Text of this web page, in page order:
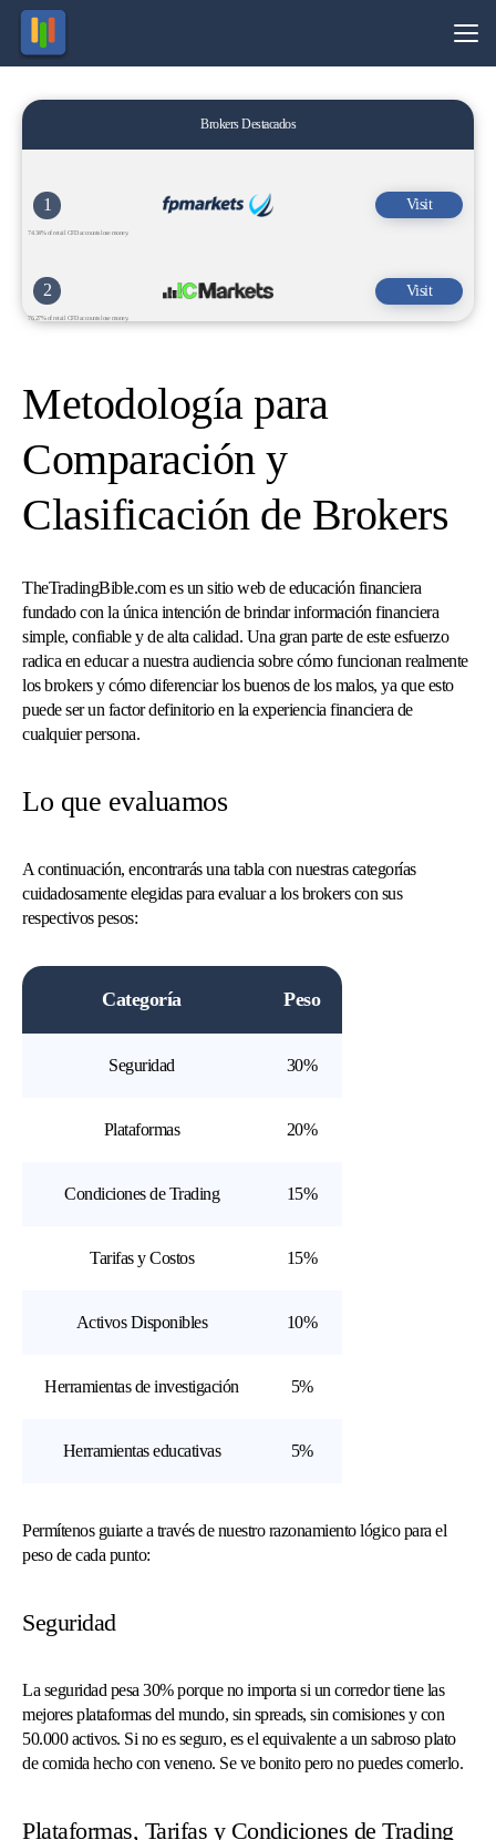
Brokers Destacados
1 Visit
74.34% of retail CFD accounts lose money.
2 Visit
76.27% of retail CFD accounts lose money.
Metodología para
Comparación y
Clasificación de Brokers
TheTradingBible.com es un sitio web de educación financiera
fundado con la única intención de brindar información financiera
simple, confiable y de alta calidad. Una gran parte de este esfuerzo
radica en educar a nuestra audiencia sobre cómo funcionan realmente
los brokers y cómo diferenciar los buenos de los malos, ya que esto
puede ser un factor definitorio en la experiencia financiera de
cualquier persona.
Lo que evaluamos
A continuación, encontrarás una tabla con nuestras categorías
cuidadosamente elegidas para evaluar a los brokers con sus
respectivos pesos:
Categoría Peso
Seguridad 30%
Plataformas 20%
Condiciones de Trading 15%
Tarifas y Costos 15%
Activos Disponibles 10%
Herramientas de investigación 5%
Herramientas educativas 5%
Permítenos guiarte a través de nuestro razonamiento lógico para el
peso de cada punto:
Seguridad
La seguridad pesa 30% porque no importa si un corredor tiene las
mejores plataformas del mundo, sin spreads, sin comisiones y con
50.000 activos. Si no es seguro, es el equivalente a un sabroso plato
de comida hecho con veneno. Se ve bonito pero no puedes comerlo.
Plataformas, Tarifas y Condiciones de Trading